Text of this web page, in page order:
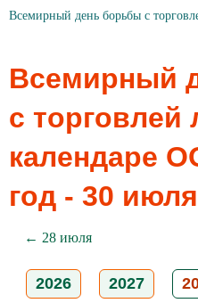
Всемирный день борьбы с
Всемирный
с
календаре
год - 30 июля
← 28 июля
2026 2027